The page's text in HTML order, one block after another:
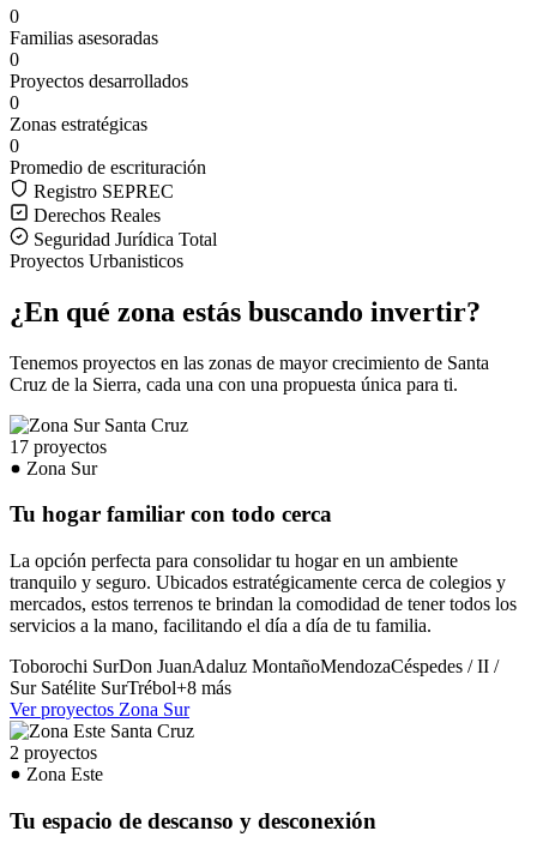
0
Familias asesoradas
0
Proyectos desarrollados
0
Zonas estratégicas
0
Promedio de escrituración
Registro SEPREC
Derechos Reales
Seguridad Jurídica Total
Proyectos Urbanisticos
¿En qué zona estás buscando invertir?
Tenemos proyectos en las zonas de mayor crecimiento de Santa
Cruz de la Sierra, cada una con una propuesta única para ti.
17 proyectos
Zona Sur
Tu hogar familiar con todo cerca
La opción perfecta para consolidar tu hogar en un ambiente
tranquilo y seguro. Ubicados estratégicamente cerca de colegios y
mercados, estos terrenos te brindan la comodidad de tener todos los
servicios a la mano, facilitando el día a día de tu familia.
Toborochi SurDon JuanAdaluz MontañoMendozaCéspedes / II /
Sur Satélite SurTrébol+8 más
Ver proyectos Zona Sur
2 proyectos
Zona Este
Tu espacio de descanso y desconexión